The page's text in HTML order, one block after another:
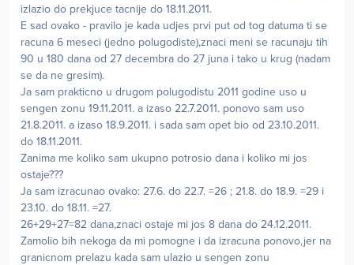
izlazio do prekjuce tacnije do 18.11.2011.
E sad ovako - pravilo je kada udjes prvi put od tog datuma ti se
racuna 6 meseci (jedno polugodiste),znaci meni se racunaju tih
90 u 180 dana od 27 decembra do 27 juna i tako u krug (nadam
se da ne gresim).
Ja sam prakticno u drugom polugodistu 2011 godine uso u
sengen zonu 19.11.2011. a izaso 22.7.2011. ponovo sam uso
21.8.2011. a izaso 18.9.2011. i sada sam opet bio od 23.10.2011.
do 18.11.2011.
Zanima me koliko sam ukupno potrosio dana i koliko mi jos
ostaje???
Ja sam izracunao ovako: 27.6. do 22.7. =26 ; 21.8. do 18.9. =29 i
23.10. do 18.11. =27.
26+29+27=82 dana,znaci ostaje mi jos 8 dana do 24.12.2011.
Zamolio bih nekoga da mi pomogne i da izracuna ponovo,jer na
granicnom prelazu kada sam ulazio u sengen zonu